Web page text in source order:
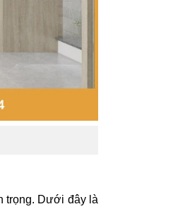
trọng. Dưới đây là